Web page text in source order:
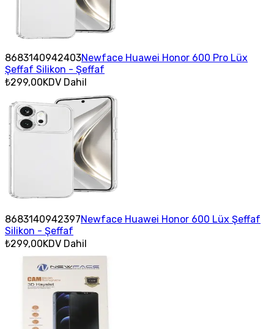
8683140942403Newface Huawei Honor 600 Pro Lüx
Şeffaf Silikon - Şeffaf
₺299,00KDV Dahil
8683140942397Newface Huawei Honor 600 Lüx Şeffaf
Silikon - Şeffaf
₺299,00KDV Dahil